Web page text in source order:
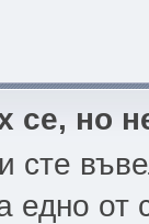
се, но
сте
едно